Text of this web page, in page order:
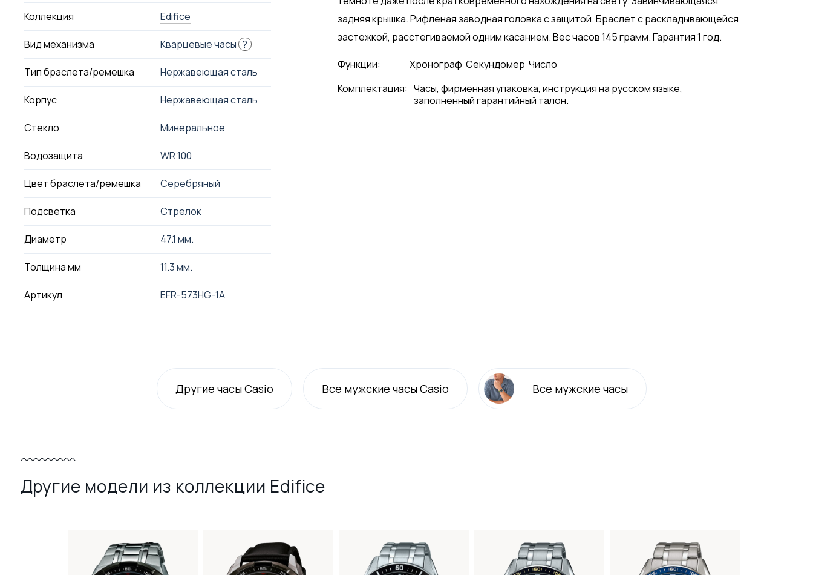
Коллекция Edifice
Вид механизма Кварцевые часы ?
Тип браслета/ремешка Нержавеющая сталь
Корпус Нержавеющая сталь
Стекло Минеральное
Водозащита WR 100
Цвет браслета/ремешка Серебряный
Подсветка Стрелок
Диаметр 47.1 мм.
Толщина мм 11.3 мм.
Артикул EFR-573HG-1A
задняя крышка. Рифленая заводная головка с защитой. Браслет с раскладывающейся
застежкой, расстегиваемой одним касанием. Вес часов 145 грамм. Гарантия 1 год.
Функции: Хронограф Секундомер Число
Комплектация: Часы, фирменная упаковка, инструкция на русском языке,
заполненный гарантийный талон.
Другие часы Casio Все мужские часы Casio Все мужские часы
Другие модели из коллекции Edifice